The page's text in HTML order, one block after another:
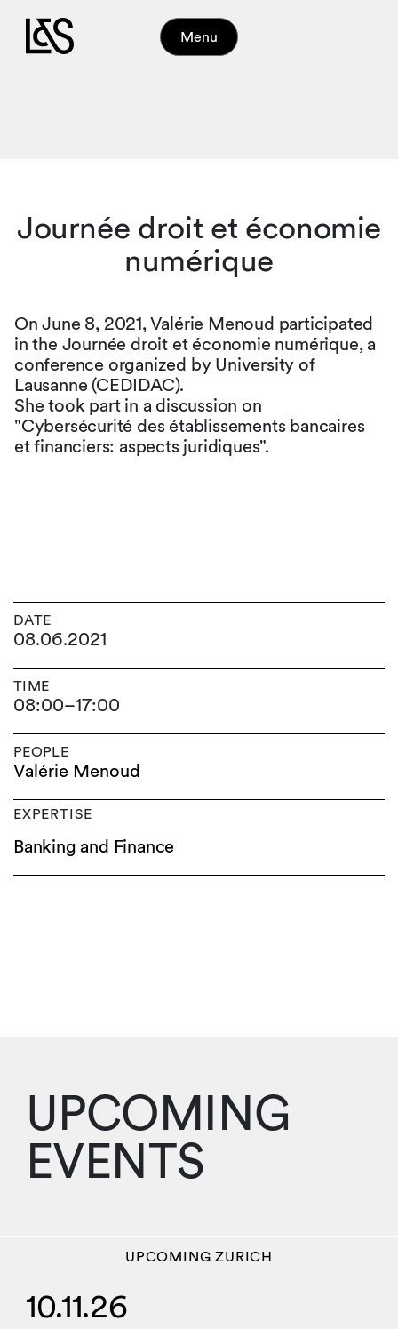
Menu
Journée droit et économie
numérique
On June 8, 2021, Valérie Menoud participated
in the Journée droit et économie numérique, a
conference organized by University of
Lausanne (CEDIDAC).
She took part in a discussion on
"Cybersécurité des établissements bancaires
et financiers: aspects juridiques".
DATE
08.06.2021
TIME
08:00–17:00
PEOPLE
Valérie Menoud
EXPERTISE
Banking and Finance
UPCOMING
EVENTS
UPCOMINGZURICH
10.11.26